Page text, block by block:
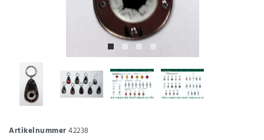
Artikelnummer42238